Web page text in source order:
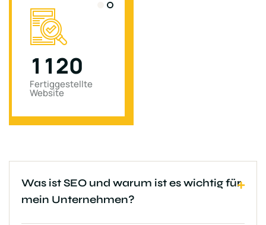
1 120
Fertiggestellte
Website
Was ist SEO und warum ist es wichtig für
mein Unternehmen?